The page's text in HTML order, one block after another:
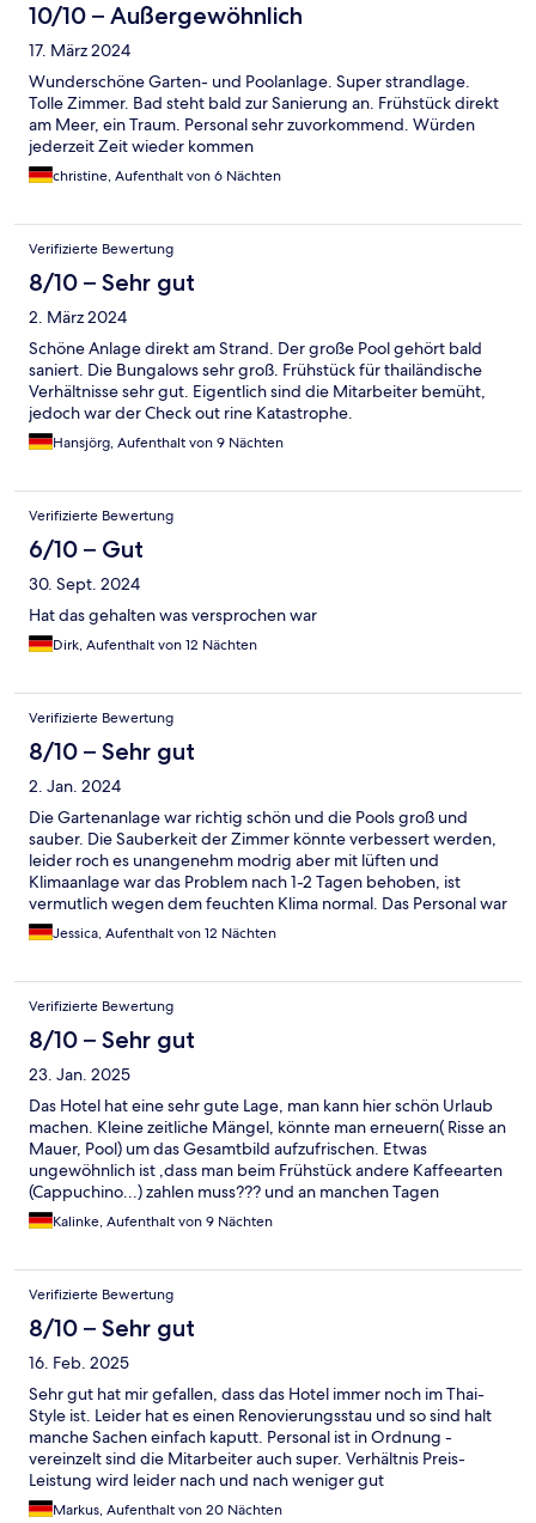
10/10 – Außergewöhnlich
17. März 2024
Wunderschöne Garten- und Poolanlage. Super strandlage.
Tolle Zimmer. Bad steht bald zur Sanierung an. Frühstück direkt
am Meer, ein Traum. Personal sehr zuvorkommend. Würden
jederzeit Zeit wieder kommen
christine, Aufenthalt von 6 Nächten
Verifizierte Bewertung
8/10 – Sehr gut
2. März 2024
Schöne Anlage direkt am Strand. Der große Pool gehört bald
saniert. Die Bungalows sehr groß. Frühstück für thailändische
Verhältnisse sehr gut. Eigentlich sind die Mitarbeiter bemüht,
jedoch war der Check out rine Katastrophe.
Hansjörg, Aufenthalt von 9 Nächten
Verifizierte Bewertung
6/10 – Gut
30. Sept. 2024
Hat das gehalten was versprochen war
Dirk, Aufenthalt von 12 Nächten
Verifizierte Bewertung
8/10 – Sehr gut
2. Jan. 2024
Die Gartenanlage war richtig schön und die Pools groß und
sauber. Die Sauberkeit der Zimmer könnte verbessert werden,
leider roch es unangenehm modrig aber mit lüften und
Klimaanlage war das Problem nach 1-2 Tagen behoben, ist
vermutlich wegen dem feuchten Klima normal. Das Personal war
sehr freundlich und aufmerksam und das Thai Essen im Hotel
Restaurant war sehr lecker, es hat uns besser geschmeckt als in
Jessica, Aufenthalt von 12 Nächten
Verifizierte Bewertung
8/10 – Sehr gut
23. Jan. 2025
Das Hotel hat eine sehr gute Lage, man kann hier schön Urlaub
machen. Kleine zeitliche Mängel, könnte man erneuern( Risse an
Mauer, Pool) um das Gesamtbild aufzufrischen. Etwas
ungewöhnlich ist ,dass man beim Frühstück andere Kaffeearten
(Cappuchino...) zahlen muss??? und an manchen Tagen
schmeckt der Kaffee nach Tee(die Kannen sollte man nicht
tauchen!!) Es war auf jeden Fall eine schöne Zeit!!
Kalinke, Aufenthalt von 9 Nächten
Verifizierte Bewertung
8/10 – Sehr gut
16. Feb. 2025
Sehr gut hat mir gefallen, dass das Hotel immer noch im Thai-
Style ist. Leider hat es einen Renovierungsstau und so sind halt
manche Sachen einfach kaputt. Personal ist in Ordnung -
vereinzelt sind die Mitarbeiter auch super. Verhältnis Preis-
Leistung wird leider nach und nach weniger gut
Markus, Aufenthalt von 20 Nächten